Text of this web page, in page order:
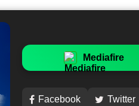
Mediafire
Facebook Twitter